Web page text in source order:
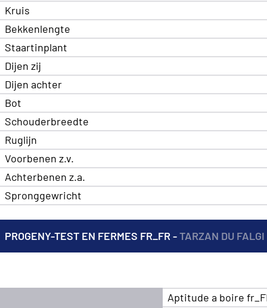
Kruis
Bekkenlengte
Staartinplant
Dijen zij
Dijen achter
Bot
Schouderbreedte
Ruglijn
Voorbenen z.v.
Achterbenen z.a.
Spronggewricht
PROGENY-TEST EN FERMES FR_FR -TARZAN DU FALGI
Aptitude a boire